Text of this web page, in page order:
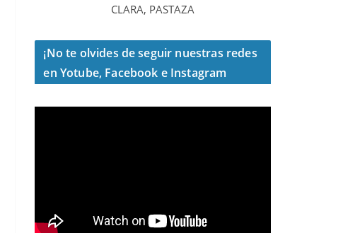
CLARA, PASTAZA
¡No te olvides de seguir nuestras redes
en Yotube, Facebook e Instagram